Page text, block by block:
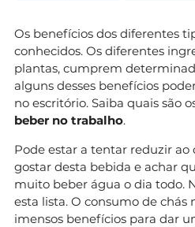
Os benefícios dos diferentes
conhecidos. Os diferentes
plantas, cumprem
alguns desses benefícios
no escritório. Saiba quais são
beber no trabalho.
Pode estar a tentar reduzir ao
gostar desta bebida e achar
muito beber água o dia todo.
esta lista. O consumo de chás
imensos benefícios para dar